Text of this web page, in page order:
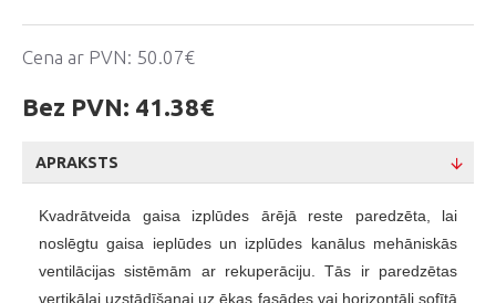
Cena ar PVN: 50.07€
Bez PVN: 41.38€
APRAKSTS
Kvadrātveida gaisa izplūdes ārējā reste paredzēta, lai
noslēgtu gaisa ieplūdes un izplūdes kanālus mehāniskās
ventilācijas sistēmām ar rekuperāciju. Tās ir paredzētas
vertikālai uzstādīšanai uz ēkas fasādes vai horizontāli sofītā